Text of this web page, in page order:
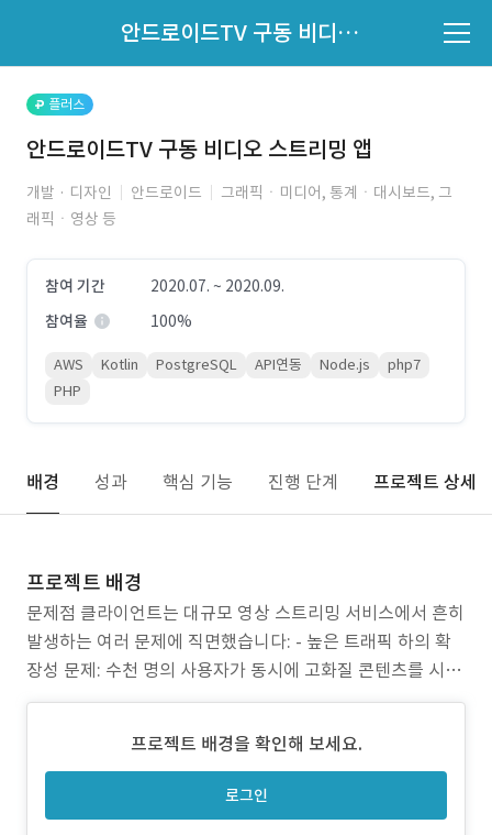
안드로이드TV 구동 비디오 스트리밍 앱
지원자 목록 바로가기
플러스
안드로이드TV 구동 비디오 스트리밍 앱
개발 · 디자인 안드로이드
그래픽ㆍ미디어, 통계ㆍ대시보드, 그
래픽ㆍ영상 등
참여 기간
2020.07. ~ 2020.09.
참여율
100%
AWS Kotlin PostgreSQL API연동 Node.js
php7
PHP
배경 성과 핵심 기능 진행 단계 프로젝트 상세
프로젝트 배경
문제점 클라이언트는 대규모 영상 스트리밍 서비스에서 흔히
발생하는 여러 문제에 직면했습니다: - 높은 트래픽 하의 확
장성 문제: 수천 명의 사용자가 동시에 고화질 콘텐츠를 시청
하는 상황에서 서버 과부하로 인한 서비스 중단 위험이 존재
양성으로 인해 UI/UX 일관성 저하 발생 - 개인화 부족: 사용
자가 맞춤형 추천을 받지 못해 플랫폼
프로젝트 배경을 확인해 보세요.
로그인